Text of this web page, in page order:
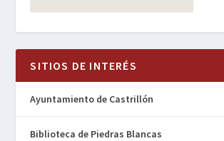
SITIOS DE INTERÉS
Ayuntamiento de Castrillón
Biblioteca de Piedras Blancas